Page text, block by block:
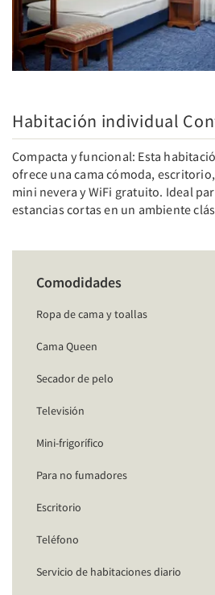
Habitación individual
Compacta y funcional: Esta
ofrece una cama cómoda,
mini nevera y WiFi gratuito. Ideal
estancias cortas en un ambiente
Comodidades
Ropa de cama y toallas
Cama Queen
Secador de pelo
Televisión
Mini-frigorífico
Para no fumadores
Escritorio
Teléfono
Servicio de habitaciones diario